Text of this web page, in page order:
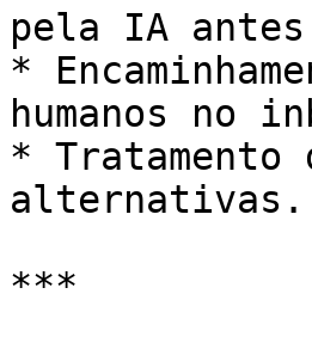
pela IA antes
*
humanos no
* Tratamento
alternativas.
***